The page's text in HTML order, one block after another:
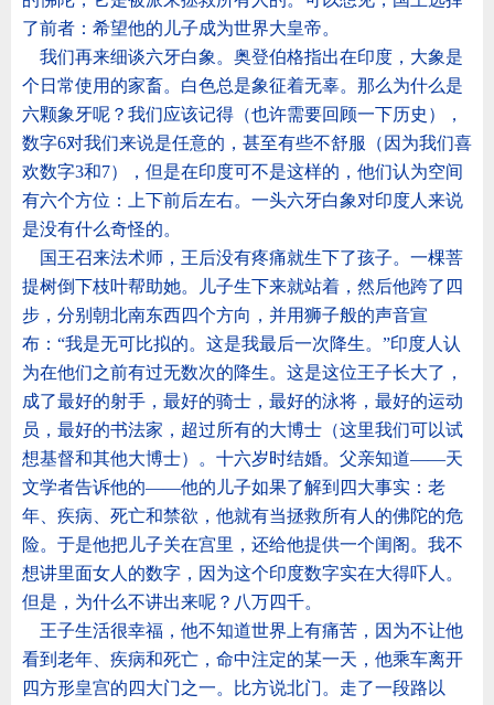
了前者：希望他的儿子成为世界大皇帝。
我们再来细谈六牙白象。奥登伯格指出在印度，大象是
个日常使用的家畜。白色总是象征着无辜。那么为什么是
六颗象牙呢？我们应该记得（也许需要回顾一下历史），
数字6对我们来说是任意的，甚至有些不舒服（因为我们喜
欢数字3和7），但是在印度可不是这样的，他们认为空间
有六个方位：上下前后左右。一头六牙白象对印度人来说
是没有什么奇怪的。
国王召来法术师，王后没有疼痛就生下了孩子。一棵菩
提树倒下枝叶帮助她。儿子生下来就站着，然后他跨了四
步，分别朝北南东西四个方向，并用狮子般的声音宣
布： “我是无可比拟的。这是我最后一次降生。 ”印度人认
为在他们之前有过无数次的降生。这是这位王子长大了，
成了最好的射手，最好的骑士，最好的泳将，最好的运动
员，最好的书法家，超过所有的大博士（这里我们可以试
想基督和其他大博士）。十六岁时结婚。父亲知道——天
文学者告诉他的——他的儿子如果了解到四大事实：老
年、疾病、死亡和禁欲，他就有当拯救所有人的佛陀的危
险。于是他把儿子关在宫里，还给他提供一个闺阁。我不
想讲里面女人的数字，因为这个印度数字实在大得吓人。
但是，为什么不讲出来呢？八万四千。
王子生活很幸福，他不知道世界上有痛苦，因为不让他
看到老年、疾病和死亡，命中注定的某一天，他乘车离开
四方形皇宫的四大门之一。比方说北门。走了一段路以